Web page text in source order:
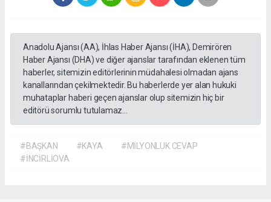
Anadolu Ajansı (AA), İhlas Haber Ajansı (İHA), Demirören
Haber Ajansı (DHA) ve diğer ajanslar tarafından eklenen tüm
haberler, sitemizin editörlerinin müdahalesi olmadan ajans
kanallarından çekilmektedir. Bu haberlerde yer alan hukuki
muhataplar haberi geçen ajanslar olup sitemizin hiç bir
editörü sorumlu tutulamaz...
#BAŞKAN #KAYA
#MİLYONLUK CEVAP
#İNCİRLİOVA